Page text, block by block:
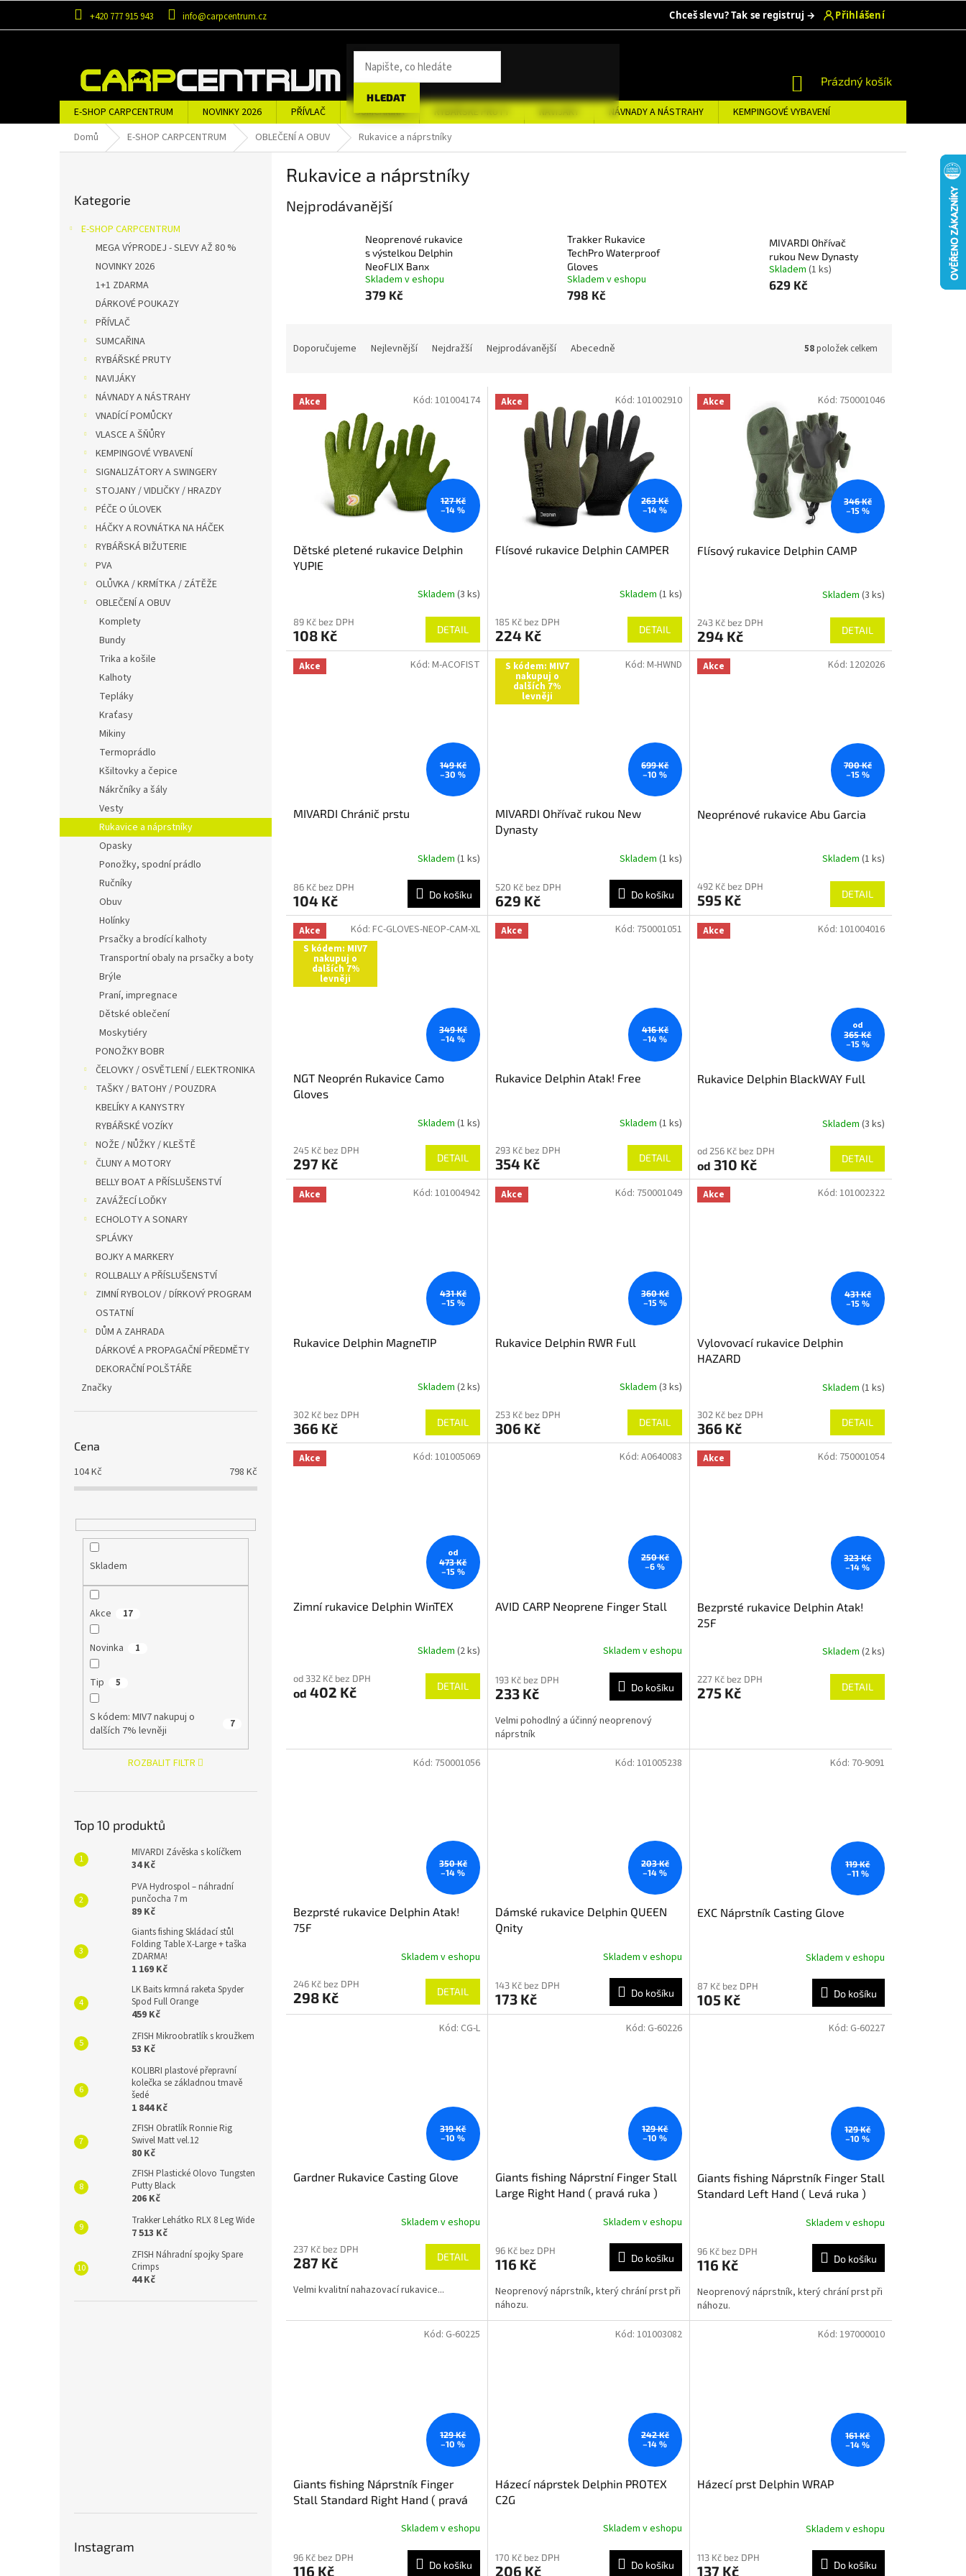
obsah
+420 777 915 943 info@carpcentrum.cz
HLEDAT
NÁKUPNÍ
KOŠÍK
Prázdný košík
E-SHOP CARPCENTRUM NOVINKY 2026 PŘÍVLAČ SUMCAŘINA RYBÁŘSKÉ PRUTY NAVIJÁKY NÁVNADY A NÁSTRAHY
KEMPINGOVÉ VYBAVENÍ
OBLEČENÍ A OBUV
ZNAČKY
Domů E-SHOP CARPCENTRUM OBLEČENÍ A OBUV Rukavice a náprstníky
kategorie
Kategorie
E-SHOP CARPCENTRUM
MEGA VÝPRODEJ - SLEVY AŽ 80 %
NOVINKY 2026
1+1 ZDARMA
DÁRKOVÉ POUKAZY
PŘÍVLAČ
SUMCAŘINA
RYBÁŘSKÉ PRUTY
NAVIJÁKY
NÁVNADY A NÁSTRAHY
VNADÍCÍ POMŮCKY
VLASCE A ŠŇŮRY
KEMPINGOVÉ VYBAVENÍ
SIGNALIZÁTORY A SWINGERY
STOJANY / VIDLIČKY / HRAZDY
PÉČE O ÚLOVEK
HÁČKY A ROVNÁTKA NA HÁČEK
RYBÁŘSKÁ BIŽUTERIE
PVA
OLŮVKA / KRMÍTKA / ZÁTĚŽE
OBLEČENÍ A OBUV
Komplety
Bundy
Trika a košile
Kalhoty
Tepláky
Kraťasy
Mikiny
Termoprádlo
Kšiltovky a čepice
Nákrčníky a šály
Vesty
Rukavice a náprstníky
Opasky
Ponožky, spodní prádlo
Ručníky
Obuv
Holínky
Prsačky a brodící kalhoty
Transportní obaly na prsačky a boty
Brýle
Praní, impregnace
Dětské oblečení
Moskytiéry
PONOŽKY BOBR
ČELOVKY / OSVĚTLENÍ / ELEKTRONIKA
TAŠKY / BATOHY / POUZDRA
KBELÍKY A KANYSTRY
RYBÁŘSKÉ VOZÍKY
NOŽE / NŮŽKY / KLEŠTĚ
ČLUNY A MOTORY
BELLY BOAT A PŘÍSLUŠENSTVÍ
ZAVÁŽECÍ LOĎKY
ECHOLOTY A SONARY
SPLÁVKY
BOJKY A MARKERY
ROLLBALLY A PŘÍSLUŠENSTVÍ
ZIMNÍ RYBOLOV / DÍRKOVÝ PROGRAM
OSTATNÍ
DŮM A ZAHRADA
DÁRKOVÉ A PROPAGAČNÍ PŘEDMĚTY
DEKORAČNÍ POLŠTÁŘE
Značky
Cena
104Kč 798 Kč
Skladem
Akce 17
Novinka 1
Tip 5
S kódem: MIV7 nakupuj o
dalších 7% levněji
7
ROZBALIT FILTR
Top 10 produktů
MIVARDI Závěska s kolíčkem
34 Kč
PVA Hydrospol – náhradní
punčocha 7 m
89 Kč
Giants fishing Skládací stůl
Folding Table X-Large + taška
ZDARMA!
1 169 Kč
LK Baits krmná raketa Spyder
Spod Full Orange
459 Kč
ZFISH Mikroobratlík s kroužkem
53 Kč
KOLIBRI plastové přepravní
kolečka se základnou tmavě
šedé
1 844 Kč
ZFISH Obratlík Ronnie Rig
Swivel Matt vel.12
80 Kč
ZFISH Plastické Olovo Tungsten
Putty Black
206 Kč
Trakker Lehátko RLX 8 Leg Wide
7 513 Kč
ZFISH Náhradní spojky Spare
Crimps
44 Kč
Instagram
Rukavice a náprstníky
Nejprodávanější
Neoprenové rukavice
s výstelkou Delphin
NeoFLIX Banx
Skladem v eshopu
379 Kč
Trakker Rukavice
TechPro Waterproof
Gloves
Skladem v eshopu
798 Kč
MIVARDI Ohřívač
rukou New Dynasty
Skladem (1 ks)
629 Kč
n
Doporučujeme Nejlevnější Nejdražší Nejprodávanější Abecedně 58položek celkem
V Akce
127 Kč
–14 %
Dětské pletené rukavice Delphin
YUPIE
Skladem (3 ks)
89 Kč bez DPH
108 Kč DETAIL
Kód: 101004174 Akce
263 Kč
–14 %
Flísové rukavice Delphin CAMPER
Skladem (1 ks)
185 Kč bez DPH
224 Kč DETAIL
Kód: 101002910 Akce
346 Kč
–15 %
Flísový rukavice Delphin CAMP
produktu
je
5,0
5
Skladem (3 ks)
243 Kč bez DPH
294 Kč DETAIL
Kód: 750001046
Akce
149 Kč
–30 %
MIVARDI Chránič prstu
Skladem (1 ks)
86 Kč bez DPH
104 Kč Do košíku
Kód: M-ACOFIST S kódem: MIV7
nakupuj o
dalších 7%
levněji
699 Kč
–10 %
MIVARDI Ohřívač rukou New
Dynasty
Skladem (1 ks)
520 Kč bez DPH
629 Kč Do košíku
Kód: M-HWND Akce
700 Kč
–15 %
Neoprénové rukavice Abu Garcia
Skladem (1 ks)
492 Kč bez DPH
595 Kč DETAIL
Kód: 1202026
Akce
S kódem: MIV7
nakupuj o
dalších 7%
levněji
349 Kč
–14 %
NGT Neoprén Rukavice Camo
Gloves
Skladem (1 ks)
245 Kč bez DPH
297 Kč DETAIL
Kód: FC-GLOVES-NEOP-CAM-XL Akce
416 Kč
–14 %
Rukavice Delphin Atak! Free
Skladem (1 ks)
293 Kč bez DPH
354 Kč DETAIL
Kód: 750001051 Akce
od
365 Kč
–15 %
Rukavice Delphin BlackWAY Full
Skladem (3 ks)
od 256 Kč bez DPH
od 310 Kč DETAIL
Kód: 101004016
Akce
431 Kč
–15 %
Rukavice Delphin MagneTIP
Skladem (2 ks)
302 Kč bez DPH
366 Kč DETAIL
Kód: 101004942 Akce
360 Kč
–15 %
Rukavice Delphin RWR Full
Skladem (3 ks)
253 Kč bez DPH
306 Kč DETAIL
Kód: 750001049 Akce
431 Kč
–15 %
Vylovovací rukavice Delphin
HAZARD
Skladem (1 ks)
302 Kč bez DPH
366 Kč DETAIL
Kód: 101002322
Akce
od
473 Kč
–15 %
Zimní rukavice Delphin WinTEX
Skladem (2 ks)
od 332 Kč bez DPH
od 402 Kč DETAIL
Kód: 101005069
250 Kč
–6 %
AVID CARP Neoprene Finger Stall
Skladem v eshopu
193 Kč bez DPH
233 Kč Do košíku
Velmi pohodlný a účinný neoprenový
náprstník
Kód: A0640083 Akce
323 Kč
–14 %
Bezprsté rukavice Delphin Atak!
25F
Skladem (2 ks)
227 Kč bez DPH
275 Kč DETAIL
Kód: 750001054
350 Kč
–14 %
Bezprsté rukavice Delphin Atak!
75F
Skladem v eshopu
246 Kč bez DPH
298 Kč DETAIL
Kód: 750001056
203 Kč
–14 %
Dámské rukavice Delphin QUEEN
Qnity
Skladem v eshopu
143 Kč bez DPH
173 Kč Do košíku
Kód: 101005238
119 Kč
–11 %
EXC Náprstník Casting Glove
Skladem v eshopu
87 Kč bez DPH
105 Kč Do košíku
Kód: 70-9091
319 Kč
–10 %
Gardner Rukavice Casting Glove
Skladem v eshopu
237 Kč bez DPH
287 Kč DETAIL
Velmi kvalitní nahazovací rukavice...
Kód: CG-L
129 Kč
–10 %
Giants fishing Náprstní Finger Stall
Large Right Hand ( pravá ruka )
Skladem v eshopu
96 Kč bez DPH
116 Kč Do košíku
Neoprenový náprstník, který chrání prst při
náhozu.
Kód: G-60226
129 Kč
–10 %
Giants fishing Náprstník Finger Stall
Standard Left Hand ( Levá ruka )
Skladem v eshopu
96 Kč bez DPH
116 Kč Do košíku
Neoprenový náprstník, který chrání prst při
náhozu.
Kód: G-60227
129 Kč
–10 %
Giants fishing Náprstník Finger
Stall Standard Right Hand ( pravá
Skladem v eshopu
96 Kč bez DPH
116 Kč Do košíku
Kód: G-60225
242 Kč
–14 %
Házecí náprstek Delphin PROTEX
C2G
Skladem v eshopu
170 Kč bez DPH
206 Kč Do košíku
Kód: 101003082
161 Kč
–14 %
Házecí prst Delphin WRAP
Skladem v eshopu
113 Kč bez DPH
137 Kč Do košíku
Kód: 197000010